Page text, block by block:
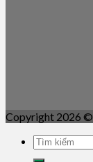
Copyright 2026 ©